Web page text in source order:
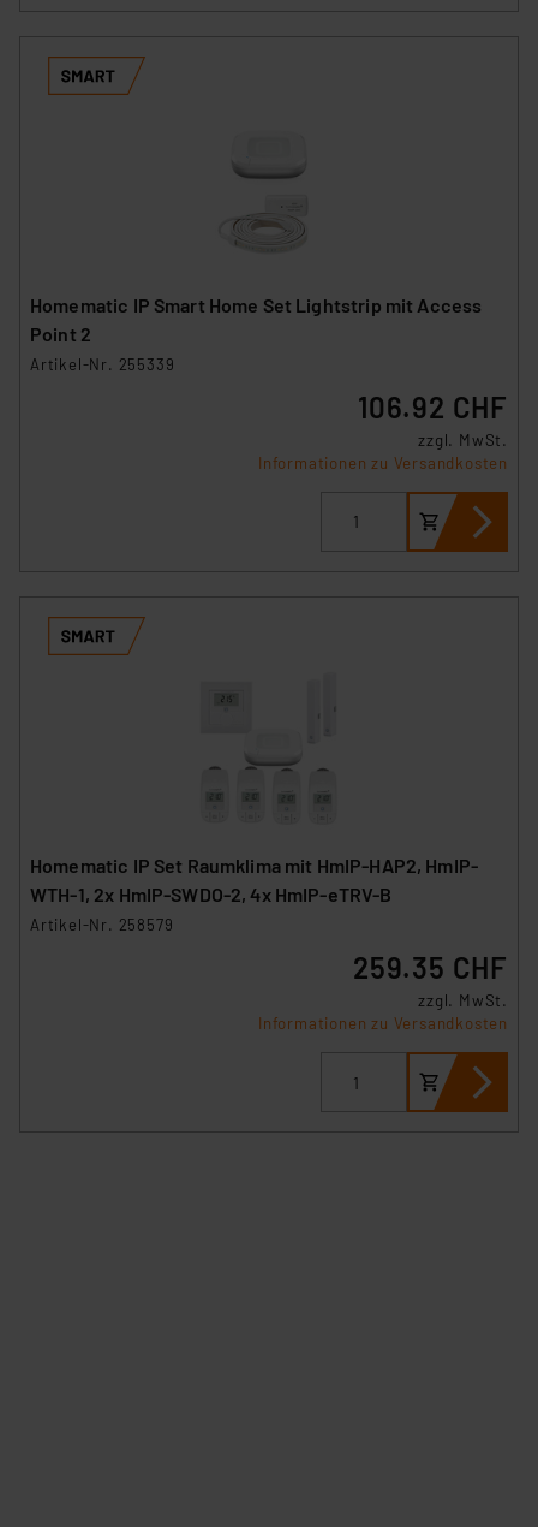
Homematic IP Smart Home Set Lightstrip mit Access
Point 2
Artikel-Nr. 255339
106.92 CHF
zzgl. MwSt.
Informationen zu Versandkosten
Homematic IP Set Raumklima mit HmIP-HAP2, HmIP-
WTH-1, 2x HmIP-SWDO-2, 4x HmIP-eTRV-B
Artikel-Nr. 258579
259.35 CHF
zzgl. MwSt.
Informationen zu Versandkosten